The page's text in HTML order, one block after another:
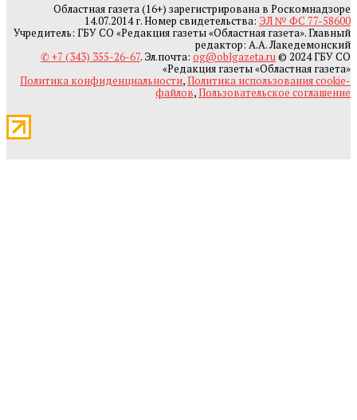
Областная газета (16+) зарегистрирована в Роскомнадзоре
14.07.2014 г. Номер свидетельства: ЭЛ № ФС 77-58600
Учредитель: ГБУ СО «Редакция газеты «Областная газета». Главный
редактор: А.А. Лакедемонский
✆ +7 (343) 355-26-67. Эл.почта: og@oblgazeta.ru© 2024 ГБУ СО
«Редакция газеты «Областная газета»
Политика конфиденциальности,Политика использования cookie-
файлов,Пользовательское соглашение